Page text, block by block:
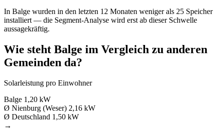
In Balge wurden in den letzten 12 Monaten weniger als 25 Speicher
installiert — die Segment-Analyse wird erst ab dieser Schwelle
aussagekräftig.
Wie steht Balge im Vergleich zu anderen
Gemeinden da?
Solarleistung pro Einwohner
Balge 1,20 kW
Ø Nienburg (Weser) 2,16 kW
Ø Deutschland 1,50 kW
→